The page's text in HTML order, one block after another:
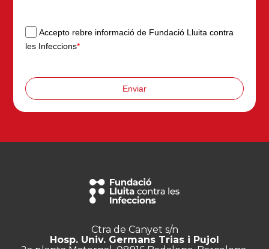
Accepto rebre informació de Fundació Lluita contra
les Infeccions*
Enviar
Ctra de Canyet s/n
Hosp. Univ. Germans Trias i Pujol